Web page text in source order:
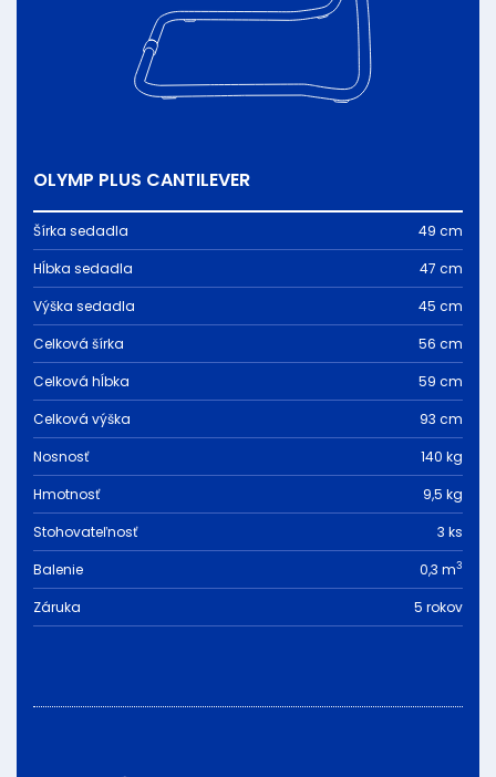
OLYMP PLUS CANTILEVER
Šírka sedadla
49 cm
Hĺbka sedadla
47 cm
Výška sedadla
45 cm
Celková šírka
56 cm
Celková hĺbka
59 cm
Celková výška
93 cm
Nosnosť
140 kg
Hmotnosť
9,5 kg
Stohovateľnosť
3 ks
Balenie
0,3 m3
Záruka 5 rokov